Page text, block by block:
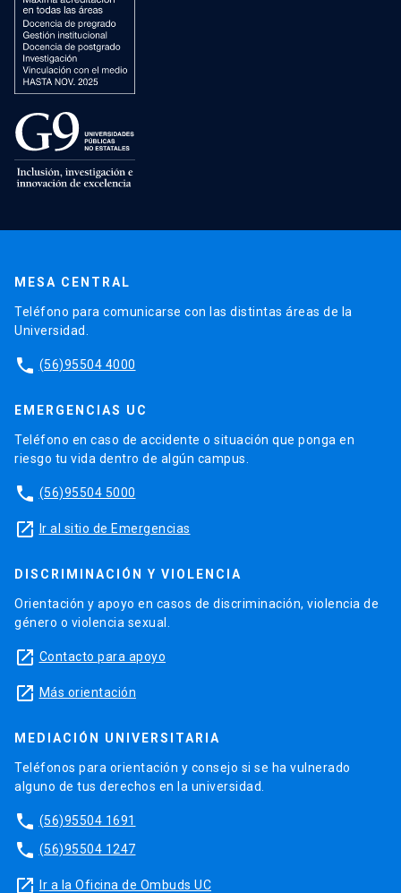
MESA CENTRAL
Teléfono para comunicarse con las distintas áreas de la
Universidad.
phone (56)95504 4000
EMERGENCIAS UC
Teléfono en caso de accidente o situación que ponga en
riesgo tu vida dentro de algún campus.
phone (56)95504 5000
launch Ir al sitio de Emergencias
DISCRIMINACIÓN Y VIOLENCIA
Orientación y apoyo en casos de discriminación, violencia de
género o violencia sexual.
launch Contacto para apoyo
launch Más orientación
MEDIACIÓN UNIVERSITARIA
Teléfonos para orientación y consejo si se ha vulnerado
alguno de tus derechos en la universidad.
phone (56)95504 1691
phone (56)95504 1247
launch Ir a la Oficina de Ombuds UC